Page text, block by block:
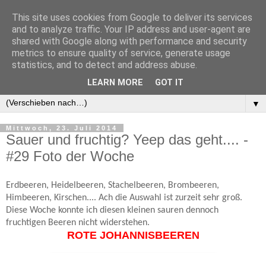
▼
Mittwoch, 23. Juli 2014
Sauer und fruchtig? Yeep das geht.... -
#29 Foto der Woche
Erdbeeren, Heidelbeeren, Stachelbeeren, Brombeeren,
Himbeeren, Kirschen.... Ach die Auswahl ist zurzeit sehr groß.
Diese Woche konnte ich diesen kleinen sauren dennoch
fruchtigen Beeren nicht widerstehen.
ROTE JOHANNISBEEREN
This site uses cookies from Google to deliver its services
and to analyze traffic. Your IP address and user-agent are
shared with Google along with performance and security
metrics to ensure quality of service, generate usage
statistics, and to detect and address abuse.
LEARN MORE GOT IT